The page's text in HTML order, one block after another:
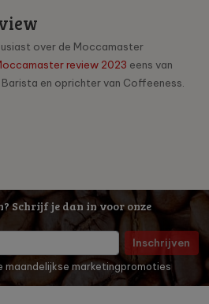
over de Moccamaster
review 2023 eens van
en oprichter van Coffeeness.
Schrijf je dan in voor onze
Inschrijven
maandelijkse marketingpromoties